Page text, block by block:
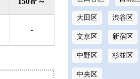
-
大田区 渋谷区
文京区 新宿区
中野区 杉並区
中央区